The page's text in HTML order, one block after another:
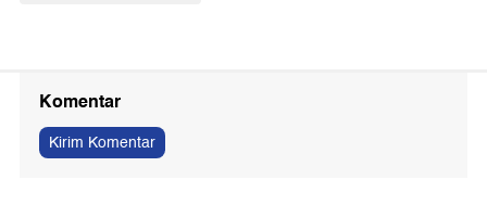
Komentar
Kirim Komentar